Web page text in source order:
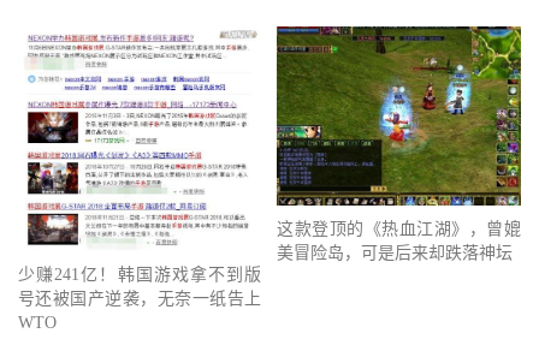
少赚241亿！韩国游戏拿不到版
号还被国产逆袭，无奈一纸告上
WTO
这款登顶的《热血江湖》，曾媲
美冒险岛，可是后来却跌落神坛